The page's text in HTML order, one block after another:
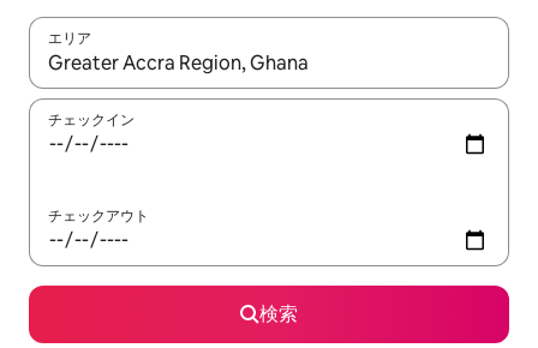
エリア
検索結果が表示されたら、上下の矢印キーを使って移動するか
チェックイン
チェックアウト
検索